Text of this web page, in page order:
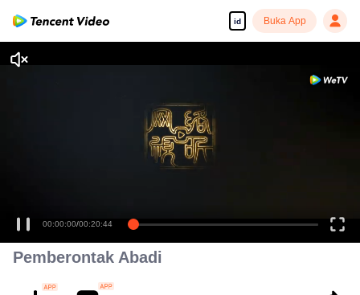
id Buka App
00:00:00/00:20:44
Pemberontak Abadi